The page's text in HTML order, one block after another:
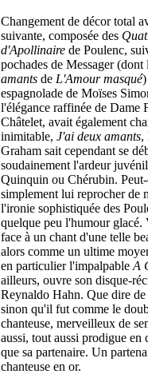
Changement de décor total
suivante, composée des
d'Apollinaire de Poulenc,
pochades de Messager
amants de L'Amour masqué
espagnolade de Moïses
l'élégance raffinée de Dame
Châtelet, avait également
inimitable, J'ai deux amants,
Graham sait cependant se
soudainement l'ardeur
Quinquin ou Chérubin.
simplement lui reprocher de
l'ironie sophistiquée des
quelque peu l'humour glacé.
face à un chant d'une telle
alors comme un ultime
en particulier l'impalpable A
ailleurs, ouvre son disque-
Reynaldo Hahn. Que dire
sinon qu'il fut comme le
chanteuse, merveilleux de
aussi, tout aussi prodigue en
que sa partenaire. Un
chanteuse en or.